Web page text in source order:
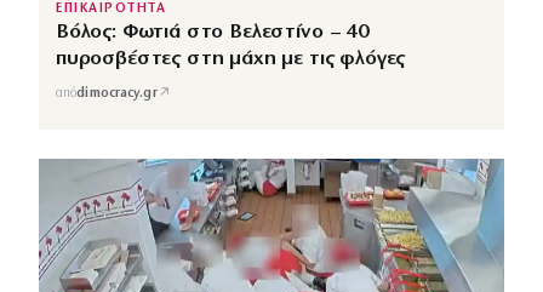
ΕΠΙΚΑΙΡΟΤΗΤΑ
Βόλος: Φωτιά στο Βελεστίνο – 40
πυροσβέστες στη μάχη με τις φλόγες
απόdimocracy.gr↗